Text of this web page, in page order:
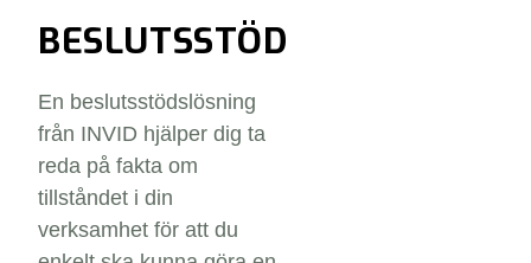
BESLUTSSTÖD
En beslutsstödslösning
från INVID hjälper dig ta
reda på fakta om
tillståndet i din
verksamhet för att du